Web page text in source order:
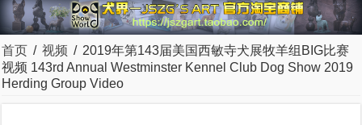
首页 / 视频 / 2019年第143届美国西敏寺犬展牧羊组BIG比赛
视频 143rd Annual Westminster Kennel Club Dog Show 2019
Herding Group Video